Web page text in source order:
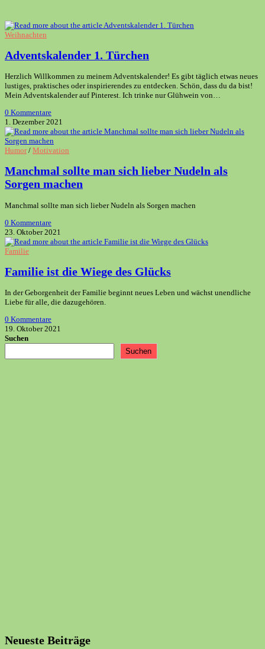
Weihnachten
Adventskalender 1. Türchen
Herzlich Willkommen zu meinem Adventskalender! Es gibt täglich etwas neues
lustiges, praktisches oder inspirierendes zu entdecken. Schön, dass du da bist!
Mein Adventskalender auf Pinterest. Ich trinke nur Glühwein von…
0 Kommentare
1. Dezember 2021
Humor/ Motivation
Manchmal sollte man sich lieber Nudeln als
Sorgen machen
Manchmal sollte man sich lieber Nudeln als Sorgen machen
0 Kommentare
23. Oktober 2021
Familie
Familie ist die Wiege des Glücks
In der Geborgenheit der Familie beginnt neues Leben und wächst unendliche
Liebe für alle, die dazugehören.
0 Kommentare
19. Oktober 2021
Suchen
Suchen
Neueste Beiträge